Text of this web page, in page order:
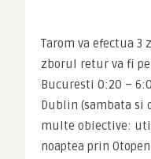
Tarom va efectua
zborul retur va fi
Bucuresti 0:20 –
Dublin (sambata si
multe obiective:
noaptea prin